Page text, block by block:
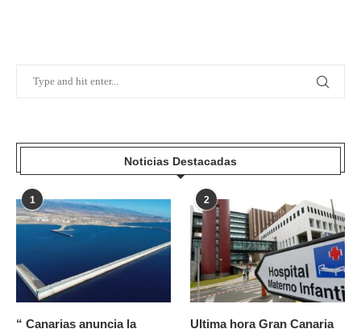
Noticias Destacadas
1
“ Canarias anuncia la
2
Ultima hora Gran Canaria